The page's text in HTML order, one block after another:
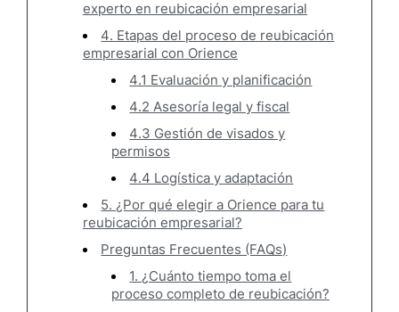
experto en reubicación empresarial
4. Etapas del proceso de reubicación
empresarial con Orience
4.1 Evaluación y planificación
4.2 Asesoría legal y fiscal
4.3 Gestión de visados y
permisos
4.4 Logística y adaptación
5. ¿Por qué elegir a Orience para tu
reubicación empresarial?
Preguntas Frecuentes (FAQs)
1. ¿Cuánto tiempo toma el
proceso completo de reubicación?